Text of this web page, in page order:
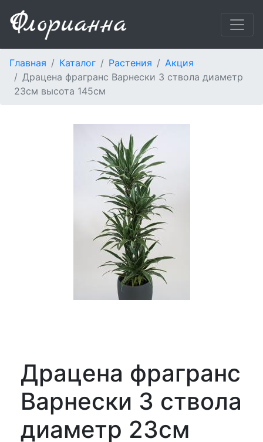
Главная Каталог Растения
Акция
Драцена фрагранс Варнески 3 ствола диаметр
23см высота 145см
Драцена фрагранс
Варнески 3 ствола
диаметр 23см